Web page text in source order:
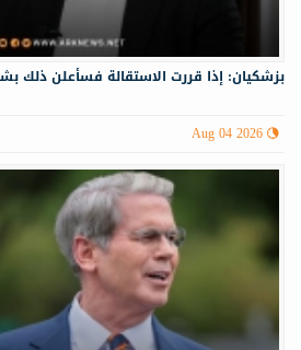
بزشكيان: إذا قررت الاستقالة فسأعلن ذلك
Aug 04 2026